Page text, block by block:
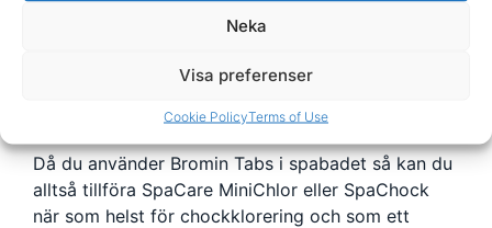
Neka
Visa preferenser
Cookie PolicyTerms of Use
Mät regelbundet spabadets brom och pH-värde
Chock-klorering
Då du använder Bromin Tabs i spabadet så kan du
alltså tillföra SpaCare MiniChlor eller SpaChock
när som helst för chockklorering och som ett